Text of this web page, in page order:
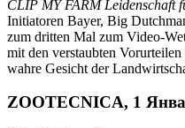
CLIP MY FARM Leidenschaft
Initiatoren Bayer, Big
zum dritten Mal zum Video-
mit den verstaubten
wahre Gesicht der
ZOOTECNICA, 1